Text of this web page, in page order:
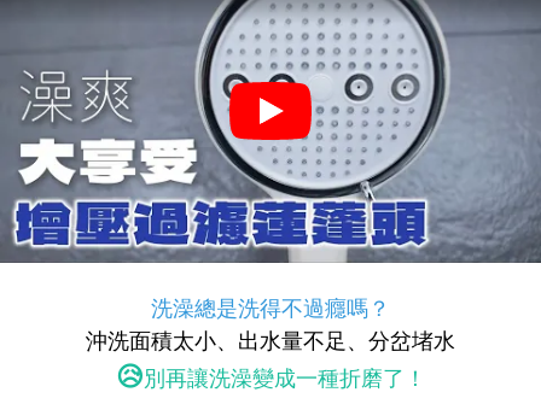
洗澡總是洗得不過癮嗎？
沖洗面積太小、出水量不足、分岔堵水
😥別再讓洗澡變成一種折磨了！